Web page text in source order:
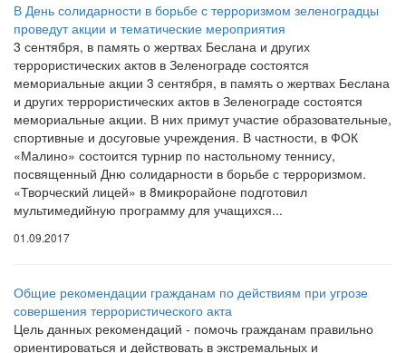
В День солидарности в борьбе с терроризмом зеленоградцы
проведут акции и тематические мероприятия
3 сентября, в память о жертвах Беслана и других
террористических актов в Зеленограде состоятся
мемориальные акции 3 сентября, в память о жертвах Беслана
и других террористических актов в Зеленограде состоятся
мемориальные акции. В них примут участие образовательные,
спортивные и досуговые учреждения. В частности, в ФОК
«Малино» состоится турнир по настольному теннису,
посвященный Дню солидарности в борьбе с терроризмом.
«Творческий лицей» в 8микрорайоне подготовил
мультимедийную программу для учащихся...
01.09.2017
Общие рекомендации гражданам по действиям при угрозе
совершения террористического акта
Цель данных рекомендаций - помочь гражданам правильно
ориентироваться и действовать в экстремальных и